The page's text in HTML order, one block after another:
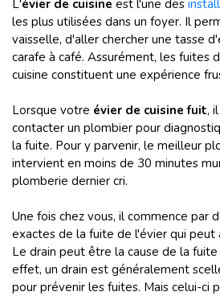
L'évier de cuisine est l'une des
les plus utilisées dans un foyer. Il
vaisselle, d'aller chercher une tasse
carafe à café. Assurément, les fuites
cuisine constituent une expérience
Lorsque votre évier de cuisine fuit,
contacter un plombier pour
la fuite. Pour y parvenir, le meilleur
intervient en moins de 30 minutes
plomberie dernier cri.
Une fois chez vous, il commence par
exactes de la fuite de l'évier qui peut
Le drain peut être la cause de la fuite
effet, un drain est généralement
pour prévenir les fuites. Mais celui-ci